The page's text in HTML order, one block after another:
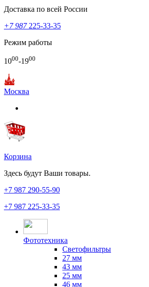
Доставка по всей России
+7 987225-33-35
Режим работы
1000-1900
Москва
Корзина
Здесь будут Ваши товары.
+7 987 290-55-90
+7 987 225-33-35
Фототехника
Светофильтры
27 мм
43 мм
25 мм
46 мм